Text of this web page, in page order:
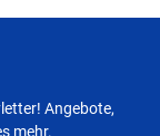
Angebote,
mehr.